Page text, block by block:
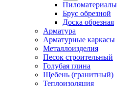
Пиломатериалы
Брус обрезной
Доска обрезная
Арматура
Арматурные каркасы
Металлоизделия
Песок строительный
Голубая глина
Щебень (гранитный)
Теплоизоляция